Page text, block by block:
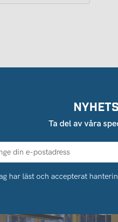
Ta del av våra
har läst och accepterat